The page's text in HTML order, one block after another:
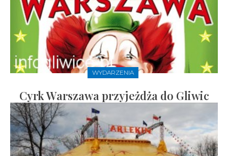
WYDARZENIA
Cyrk Warszawa przyjeżdża do Gliwic